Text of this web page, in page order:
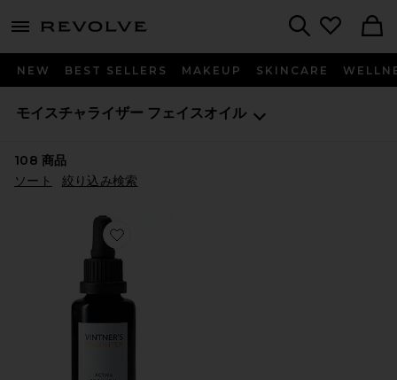
menu - shows more content
NEW BEST SELLERS MAKEUP SKINCARE
モイスチャライザー フェイスオイル
108 商品
ソート
絞り込み検索
Favorite ACTIVE BOTANICAL 美容液